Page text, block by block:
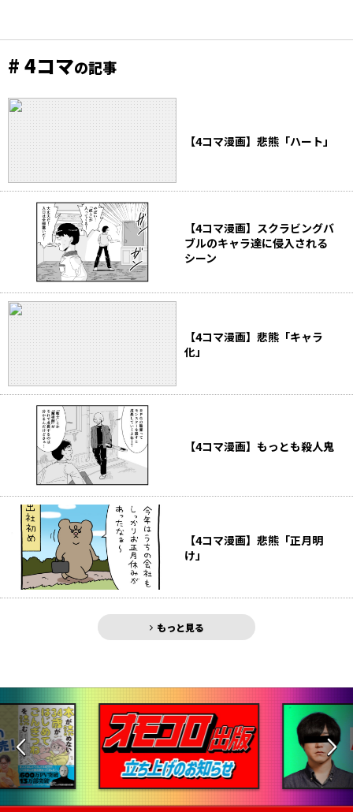
# 4コマの記事
【4コマ漫画】悲熊「ハート」
【4コマ漫画】スクラビングバ
ブルのキャラ達に侵入される
シーン
【4コマ漫画】悲熊「キャラ
化」
【4コマ漫画】もっとも殺人鬼
【4コマ漫画】悲熊「正月明
け」
もっと見る